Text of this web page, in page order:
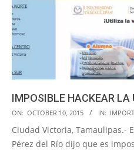
IMPOSIBLE HACKEAR LA
2015-
10-
10
ON: OCTOBER 10, 2015 IN:
Ciudad Victoria, Tamaulipas.-
Pérez del Río dijo que es